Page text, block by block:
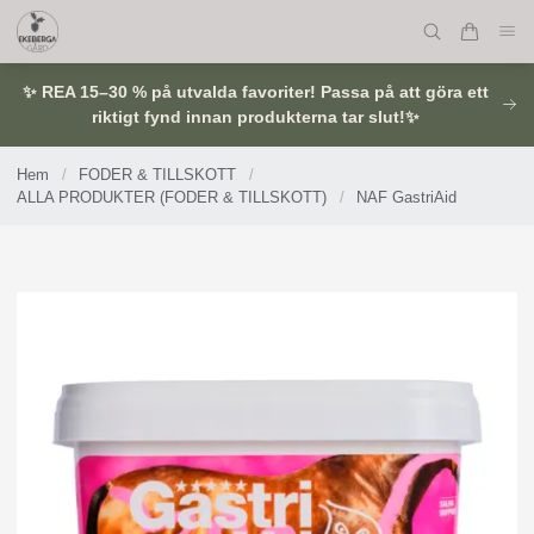
✨ REA 15–30 % på utvalda favoriter! Passa på att göra ett
riktigt fynd innan produkterna tar slut!✨
Hem / FODER & TILLSKOTT
/
ALLA PRODUKTER (FODER & TILLSKOTT)
/ NAF GastriAid